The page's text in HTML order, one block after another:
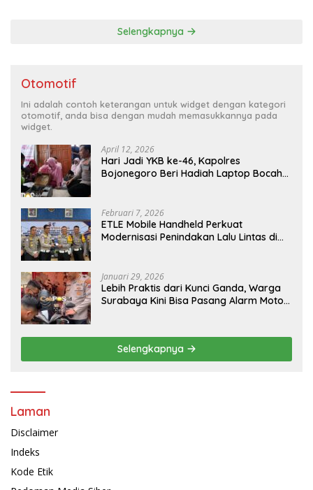
Selengkapnya
Otomotif
Ini adalah contoh keterangan untuk widget dengan kategori
otomotif, anda bisa dengan mudah memasukkannya pada
widget.
April 12, 2026
Hari Jadi YKB ke-46, Kapolres
Bojonegoro Beri Hadiah Laptop Bocah
Februari 7, 2026
ETLE Mobile Handheld Perkuat
Modernisasi Penindakan Lalu Lintas di
Januari 29, 2026
Lebih Praktis dari Kunci Ganda, Warga
Surabaya Kini Bisa Pasang Alarm Motor
Selengkapnya
Laman
Disclaimer
Indeks
Kode Etik